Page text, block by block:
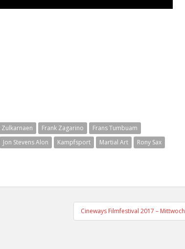
Zulkarnaen Frank Zagarino
Frans Tumbuam
Jon Stevens Alon Kampfsport Martial Art
Rony Sax
Cineways Filmfestival 2017 – Mittwoch